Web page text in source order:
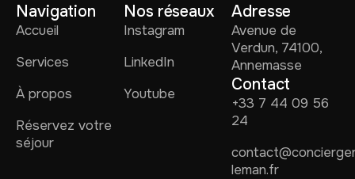
Navigation
Accueil
Services
À propos
Réservez votre
séjour
Nos réseaux
Instagram
LinkedIn
Youtube
Adresse
Avenue de
Verdun, 74100,
Annemasse
Contact
+33 7 44 09 56
24
leman.fr